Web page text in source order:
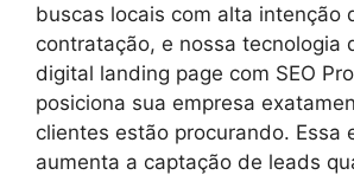
buscas locais com alta intenção
contratação, e nossa tecnologia
digital landing page com SEO
posiciona sua empresa
clientes estão procurando. Essa
aumenta a captação de leads